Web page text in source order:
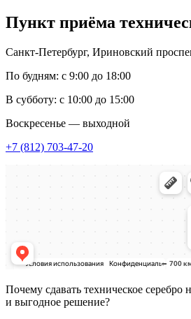
Пункт приёма
Санкт-Петербург, Ириновский
По будням: с 9:00 до 18:00
В субботу: с 10:00 до 15:00
Воскресенье — выходной
+7 (812) 703-47-20
Почему сдавать техническое серебро
и выгодное решение?